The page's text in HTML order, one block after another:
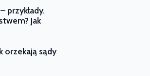
przykłady.
Jak
orzekają sądy